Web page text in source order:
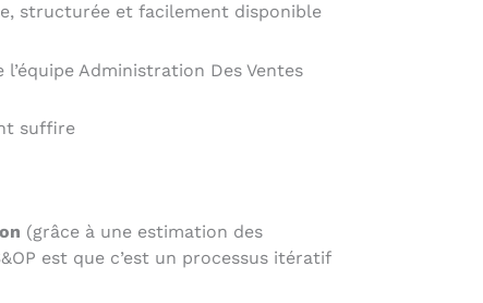
structurée et facilement disponible
Administration Des Ventes
suffire
(grâce à une estimation des
est que c’est un processus itératif